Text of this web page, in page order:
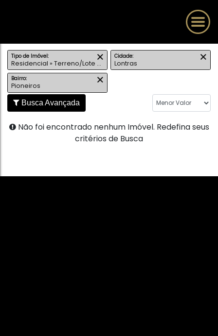
Tipo de Imóvel:
Residencial » Terreno/Lote Urbano
Cidade:
Lontras
Bairro:
Pioneiros
Busca Avançada
Não foi encontrado nenhum Imóvel. Redefina seus
critérios de Busca